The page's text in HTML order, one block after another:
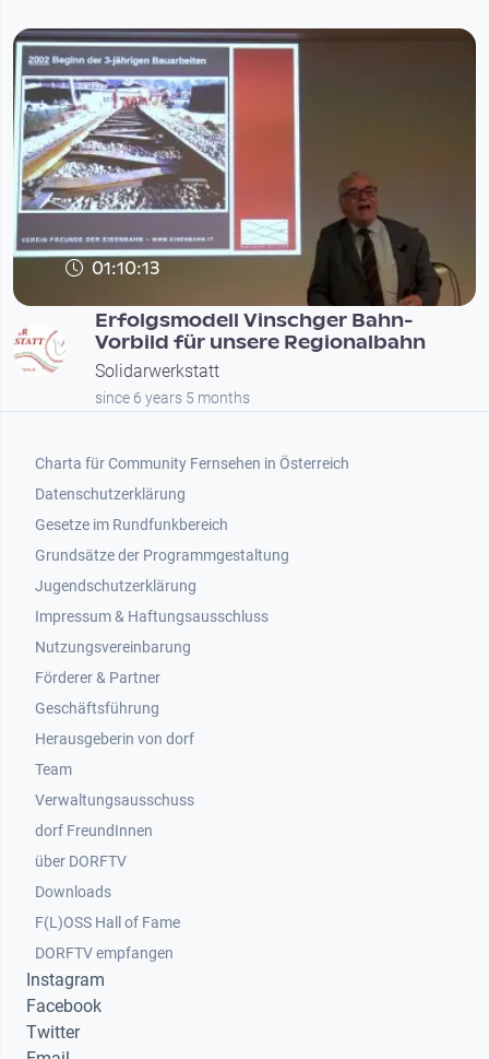
01:10:13
Erfolgsmodell Vinschger Bahn-
Vorbild für unsere Regionalbahn
Solidarwerkstatt
since 6 years 5 months
Footer 1
Charta für Community Fernsehen in Österreich
Datenschutzerklärung
Gesetze im Rundfunkbereich
Grundsätze der Programmgestaltung
Jugendschutzerklärung
Impressum & Haftungsausschluss
Nutzungsvereinbarung
Footer 2
Förderer & Partner
Geschäftsführung
Herausgeberin von dorf
Team
Verwaltungsausschuss
dorf FreundInnen
Footer 3
über DORFTV
Downloads
F(L)OSS Hall of Fame
Footer 4
DORFTV empfangen
Instagram
Facebook
Twitter